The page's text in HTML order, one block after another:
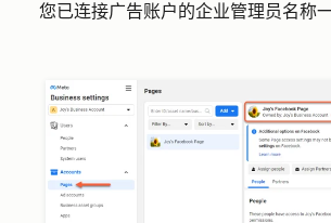
您已连接广告账户的企业管理员名称一